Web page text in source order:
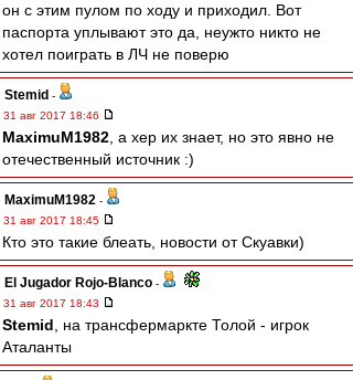
он с этим пулом по ходу и приходил. Вот
паспорта уплывают это да, неужто никто не
хотел поиграть в ЛЧ не поверю
Stemid -
31 авг 2017 18:46
MaximuM1982 , а хер их знает, но это явно не
отечественный источник :)
MaximuM1982 -
31 авг 2017 18:45
Кто это такие блеать, новости от Скуавки)
El Jugador Rojo-Blanco -
31 авг 2017 18:43
Stemid , на трансфермаркте Толой - игрок
Аталанты